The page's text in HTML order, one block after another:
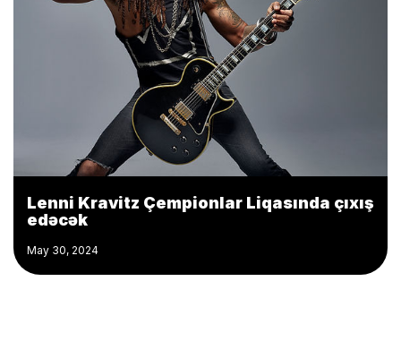
Lenni Kravitz Çempionlar Liqasında çıxış
edəcək
May 30, 2024